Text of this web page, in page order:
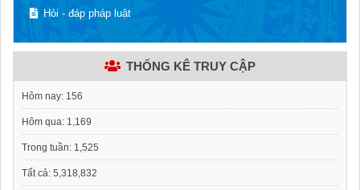
Hỏi - đáp pháp luật
THỐNG KÊ TRUY CẬP
Hôm nay: 156
Hôm qua: 1,169
Trong tuần: 1,525
Tất cả: 5,318,832